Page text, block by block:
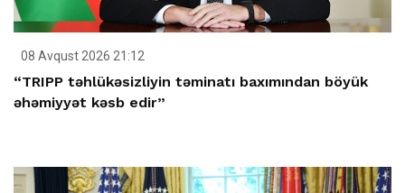
08 Avqust 2026 21:12
“TRIPP təhlükəsizliyin təminatı baxımından böyük
əhəmiyyət kəsb edir”